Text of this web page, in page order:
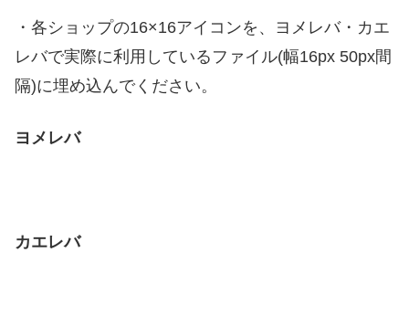
・各ショップの16×16アイコンを、ヨメレバ・カエ
レバで実際に利用しているファイル(幅16px 50px間
隔)に埋め込んでください。
ヨメレバ
カエレバ